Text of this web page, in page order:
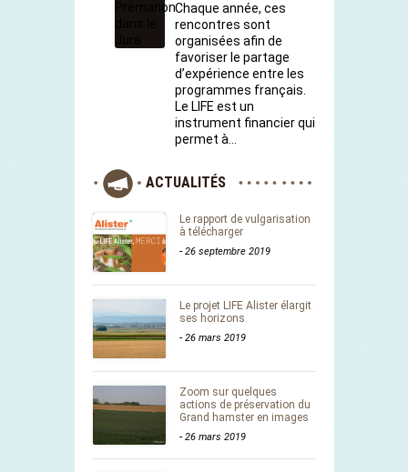
Chaque année, ces
rencontres sont
organisées afin de
favoriser le partage
d’expérience entre les
programmes français.
Le LIFE est un
instrument financier qui
permet à…
ACTUALITÉS
Le rapport de vulgarisation
à télécharger
- 26 septembre 2019
Le projet LIFE Alister élargit
ses horizons
- 26 mars 2019
Zoom sur quelques
actions de préservation du
Grand hamster en images
- 26 mars 2019